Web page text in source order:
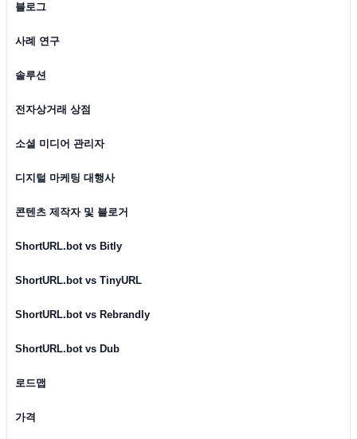
블로그
사례 연구
솔루션
전자상거래 상점
소셜 미디어 관리자
디지털 마케팅 대행사
콘텐츠 제작자 및 블로거
ShortURL.bot vs Bitly
ShortURL.bot vs TinyURL
ShortURL.bot vs Rebrandly
ShortURL.bot vs Dub
로드맵
가격